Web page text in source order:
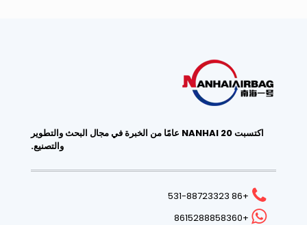
اكتسبت NANHAI 20 عامًا من الخبرة في مجال البحث والتطوير
والتصنيع.
+86 531-88723323
+8615288858360